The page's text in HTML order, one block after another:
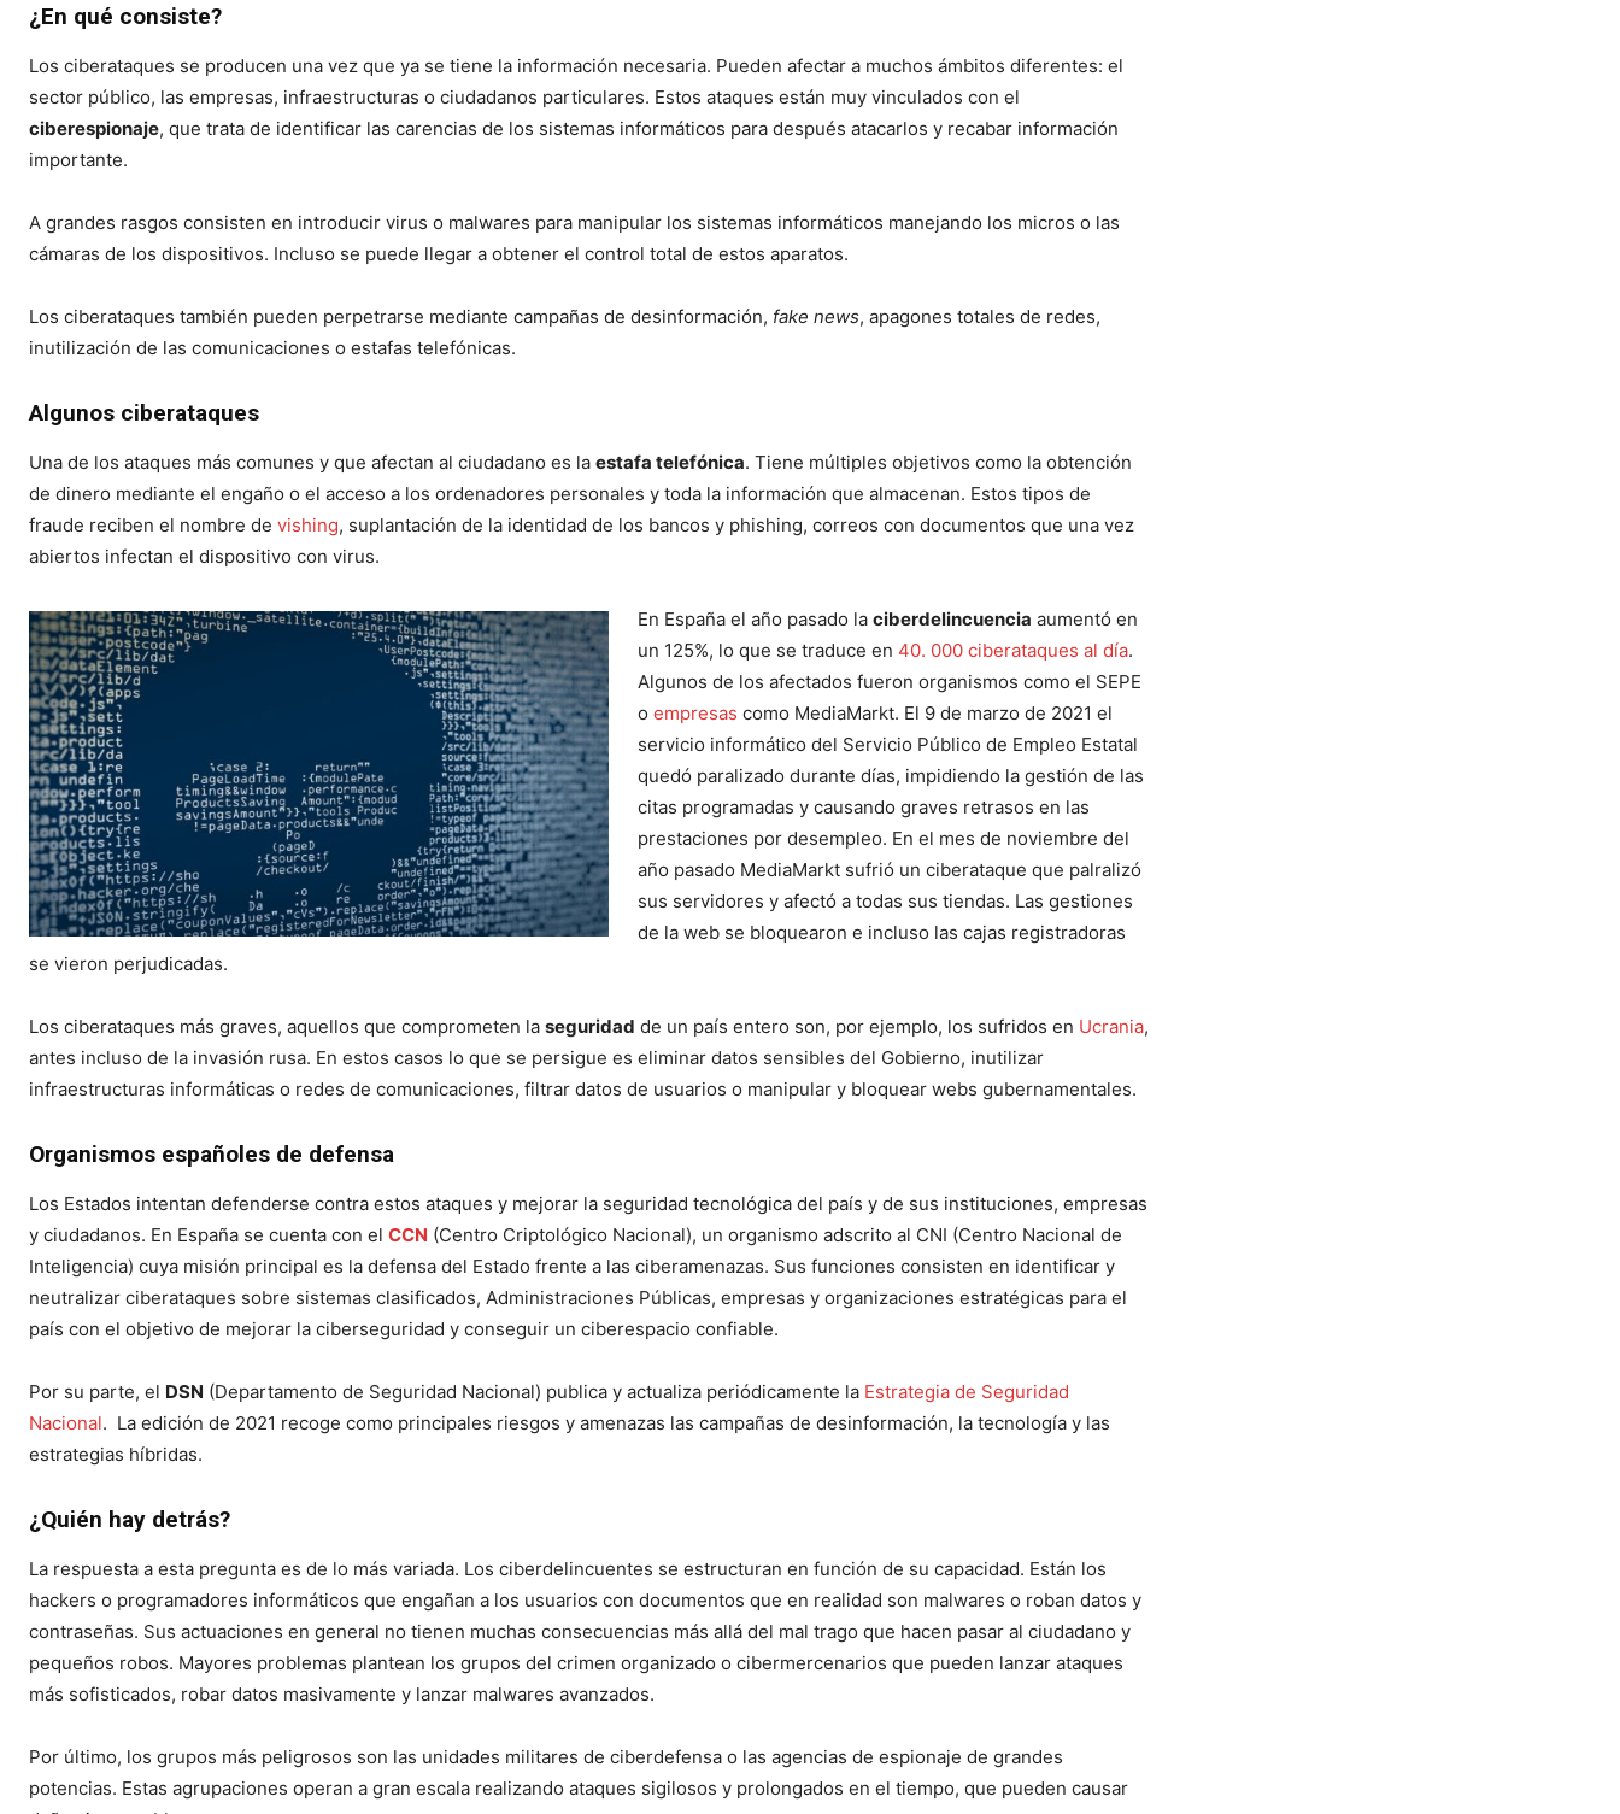
¿En qué consiste?
Los ciberataques se producen una vez que ya se tiene la información necesaria. Pueden afectar a muchos ámbitos diferentes: el
sector público, las empresas, infraestructuras o ciudadanos particulares. Estos ataques están muy vinculados con el
ciberespionaje, que trata de identificar las carencias de los sistemas informáticos para después atacarlos y recabar información
importante.
A grandes rasgos consisten en introducir virus o malwares para manipular los sistemas informáticos manejando los micros o las
cámaras de los dispositivos. Incluso se puede llegar a obtener el control total de estos aparatos.
Los ciberataques también pueden perpetrarse mediante campañas de desinformación, fake news, apagones totales de redes,
inutilización de las comunicaciones o estafas telefónicas.
Algunos ciberataques
Una de los ataques más comunes y que afectan al ciudadano es la estafa telefónica. Tiene múltiples objetivos como la obtención
de dinero mediante el engaño o el acceso a los ordenadores personales y toda la información que almacenan. Estos tipos de
fraude reciben el nombre de vishing, suplantación de la identidad de los bancos y phishing, correos con documentos que una vez
abiertos infectan el dispositivo con virus.
En España el año pasado la ciberdelincuencia aumentó en
un 125%, lo que se traduce en 40. 000 ciberataques al día.
Algunos de los afectados fueron organismos como el SEPE
o empresas como MediaMarkt. El 9 de marzo de 2021 el
servicio informático del Servicio Público de Empleo Estatal
quedó paralizado durante días, impidiendo la gestión de las
citas programadas y causando graves retrasos en las
prestaciones por desempleo. En el mes de noviembre del
año pasado MediaMarkt sufrió un ciberataque que palralizó
sus servidores y afectó a todas sus tiendas. Las gestiones
de la web se bloquearon e incluso las cajas registradoras
se vieron perjudicadas.
Los ciberataques más graves, aquellos que comprometen la seguridad de un país entero son, por ejemplo, los sufridos en Ucrania,
antes incluso de la invasión rusa. En estos casos lo que se persigue es eliminar datos sensibles del Gobierno, inutilizar
infraestructuras informáticas o redes de comunicaciones, filtrar datos de usuarios o manipular y bloquear webs gubernamentales.
Organismos españoles de defensa
Los Estados intentan defenderse contra estos ataques y mejorar la seguridad tecnológica del país y de sus instituciones, empresas
y ciudadanos. En España se cuenta con el CCN (Centro Criptológico Nacional), un organismo adscrito al CNI (Centro Nacional de
Inteligencia) cuya misión principal es la defensa del Estado frente a las ciberamenazas. Sus funciones consisten en identificar y
neutralizar ciberataques sobre sistemas clasificados, Administraciones Públicas, empresas y organizaciones estratégicas para el
país con el objetivo de mejorar la ciberseguridad y conseguir un ciberespacio confiable.
Por su parte, el DSN (Departamento de Seguridad Nacional) publica y actualiza periódicamente la Estrategia de Seguridad
Nacional. La edición de 2021 recoge como principales riesgos y amenazas las campañas de desinformación, la tecnología y las
estrategias híbridas.
¿Quién hay detrás?
La respuesta a esta pregunta es de lo más variada. Los ciberdelincuentes se estructuran en función de su capacidad. Están los
hackers o programadores informáticos que engañan a los usuarios con documentos que en realidad son malwares o roban datos y
contraseñas. Sus actuaciones en general no tienen muchas consecuencias más allá del mal trago que hacen pasar al ciudadano y
pequeños robos. Mayores problemas plantean los grupos del crimen organizado o cibermercenarios que pueden lanzar ataques
más sofisticados, robar datos masivamente y lanzar malwares avanzados.
Por último, los grupos más peligrosos son las unidades militares de ciberdefensa o las agencias de espionaje de grandes
potencias. Estas agrupaciones operan a gran escala realizando ataques sigilosos y prolongados en el tiempo, que pueden causar